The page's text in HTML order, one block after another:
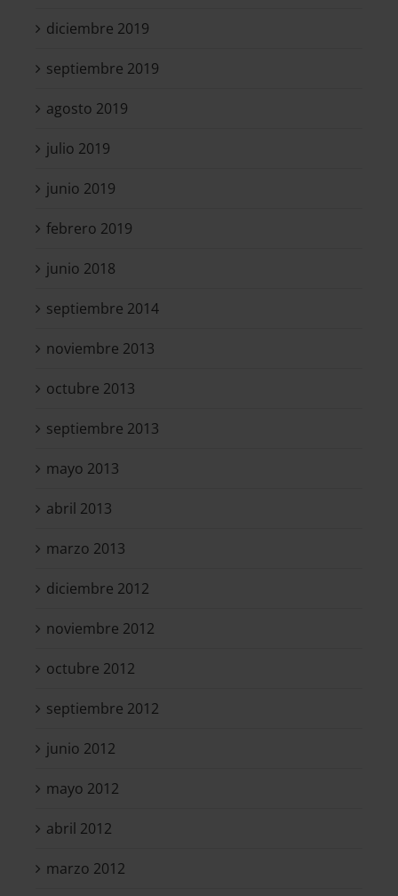
diciembre 2019
septiembre 2019
agosto 2019
julio 2019
junio 2019
febrero 2019
junio 2018
septiembre 2014
noviembre 2013
octubre 2013
septiembre 2013
mayo 2013
abril 2013
marzo 2013
diciembre 2012
noviembre 2012
octubre 2012
septiembre 2012
junio 2012
mayo 2012
abril 2012
marzo 2012